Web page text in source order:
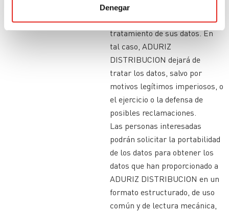
Denegar
particular, las personas
interesadas podrán oponerse al
tratamiento de sus datos. En
tal caso, ADURIZ
DISTRIBUCION dejará de
tratar los datos, salvo por
motivos legítimos imperiosos, o
el ejercicio o la defensa de
posibles reclamaciones.
Las personas interesadas
podrán solicitar la portabilidad
de los datos para obtener los
datos que han proporcionado a
ADURIZ DISTRIBUCION en un
formato estructurado, de uso
común y de lectura mecánica,